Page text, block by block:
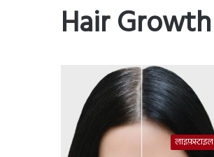
Hair Growth
लाइफ़स्टाइल